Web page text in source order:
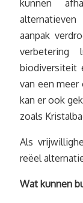
kunnen
aanpak
verbetering
biodiversiteit
van een
kan er ook
zoals
Als
reëel
Wat kunnen